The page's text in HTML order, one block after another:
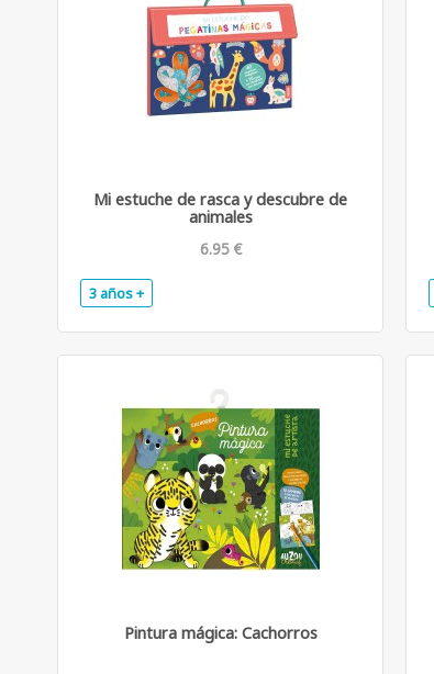
Mi estuche de rasca y descubre de
animales
6.95 €
3 años +
Pintura mágica: Cachorros